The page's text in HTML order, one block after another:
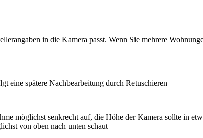
in die Kamera passt. Wenn Sie mehrere
eine spätere Nachbearbeitung durch Retuschieren
möglichst senkrecht auf, die Höhe der Kamera sollte in
von oben nach unten schaut